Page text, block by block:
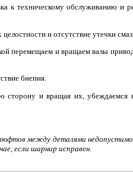
к техническому обслуживанию и
и отсутствие утечки
перемещаем и вращаем валы
биения.
сторону и вращая их,
между деталями
если шарнир исправен.